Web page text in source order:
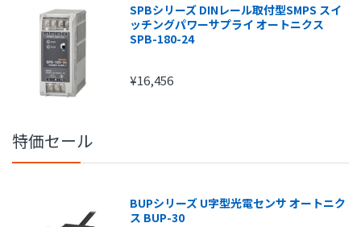
15,000円～
315円
SPBシリーズ DINレール取付型SMPS スイ
ッチングパワーサプライ オートニクス
SPB-180-24
¥16,456
特価セール
BUPシリーズ U字型光電センサ オートニク
ス BUP-30